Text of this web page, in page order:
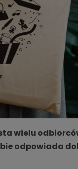
wielu
odpowiada